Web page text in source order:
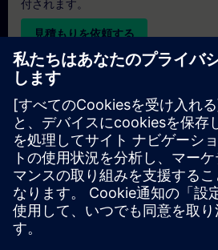
付されます。
見積もりを依頼する
専用トレーニングのお問い合わせ
オンサイト、オンライン、または当社
センターでの専用トレーニングコース
合は、以下の問い合わせフォームにご
プのお問い合わせは、大人数（6名以
います。ご連絡先とトレーニングのご
と、当社から見積もりをお送りいたし